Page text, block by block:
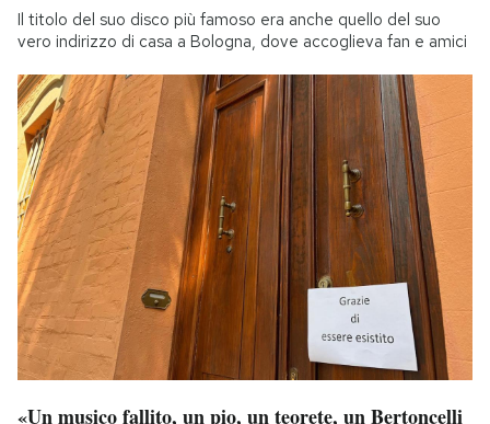
Il titolo del suo disco più famoso era anche quello del suo
vero indirizzo di casa a Bologna, dove accoglieva fan e amici
«Un musico fallito, un pio, un teorete, un Bertoncelli